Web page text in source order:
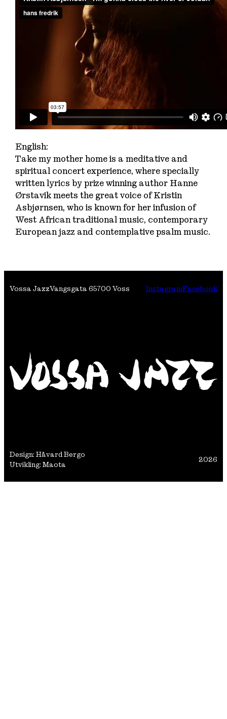
English:
Take my mother homeis a meditative and
spiritual concert experience, where specially
written lyrics by prize winning author Hanne
Ørstavik meets the great voice of Kristin
Asbjørnsen, who is known for her infusion of
West African traditional music, contemporary
European jazz and contemplative psalm music.
Vossa JazzVangsgata 65700 Voss InstagramFacebook
Design: Håvard Bergo
Utvikling: Maota
2026